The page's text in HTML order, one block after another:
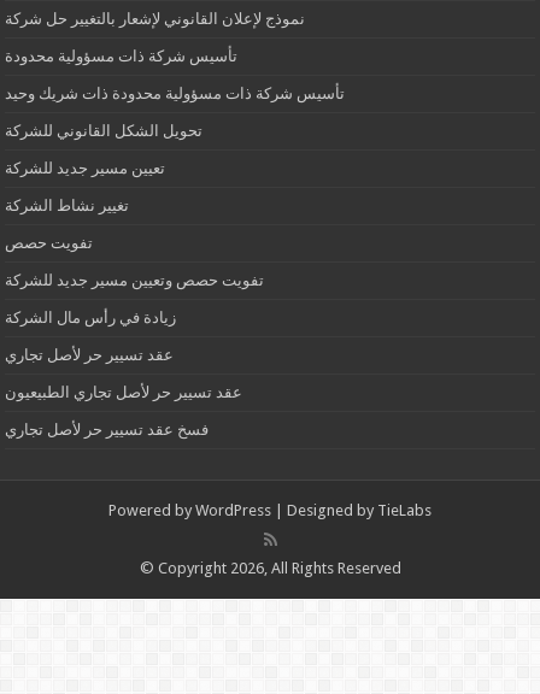
نموذج لإعلان القانوني لإشعار بالتغيير حل شركة
تأسيس شركة ذات مسؤولية محدودة
تأسيس شركة ذات مسؤولية محدودة ذات شريك وحيد
تحويل الشكل القانوني للشركة
تعيين مسير جديد للشركة
تغيير نشاط الشركة
تفويت حصص
تفويت حصص وتعيين مسير جديد للشركة
زيادة في رأس مال الشركة
عقد تسيير حر لأصل تجاري
عقد تسيير حر لأصل تجاري الطبيعيون
فسخ عقد تسيير حر لأصل تجاري
Powered by WordPress | Designed by TieLabs
© Copyright 2026, All Rights Reserved